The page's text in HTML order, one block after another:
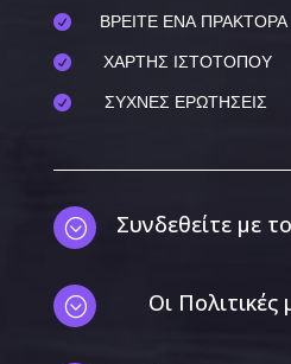
 ΒΡΕΙΤΕ ΕΝΑ ΠΡΑΚΤΟΡΑ
 ΧΑΡΤΗΣ ΙΣΤΟΤΟΠΟΥ
 ΣΥΧΝΕΣ ΕΡΩΤΗΣΕΙΣ
; Συνδεθείτε με
; Οι Πολιτικές